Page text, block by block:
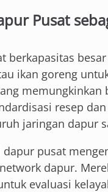
Pusat
berkapasitas
ikan goreng
memungkinkan
resep
jaringan dapur
dapur pusat
dapur.
evaluasi